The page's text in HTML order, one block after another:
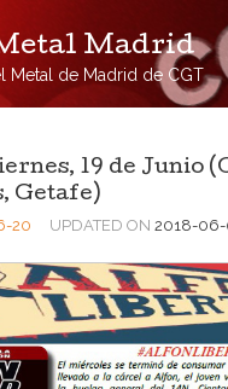
Madrid
Metal de Madrid de CGT
19 de Junio
Getafe)
20 UPDATED ON 2018-06-